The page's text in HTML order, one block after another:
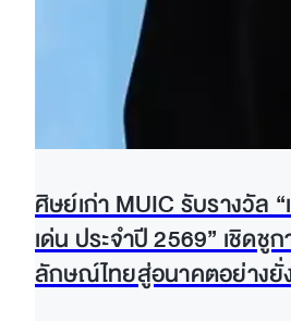
ศิษย์เก่า MUIC รับรางวัล
เด่น ประจำปี 2569” เชิดชู
ลักษณ์ไทยสู่อนาคตอย่างยั่